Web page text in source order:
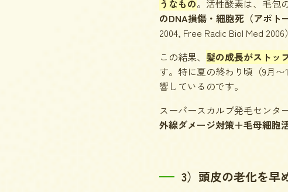
うなもの。活性酸素は、毛包
のDNA損傷・細胞死（アポト
2004, Free Radic Biol Med 2006
この結果、 髪の成長がストッ
す。特に夏の終わり頃（9月
響しているのです。
スーパースカルプ発毛センタ
外線ダメージ対策＋毛母細胞
3）頭皮の老化を早